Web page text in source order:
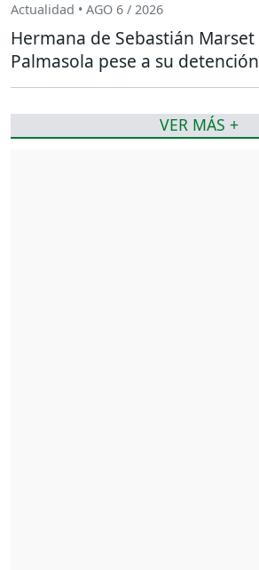
Actualidad • AGO 6 / 2026
Hermana de Sebastián
Palmasola pese a su
VER MÁS +